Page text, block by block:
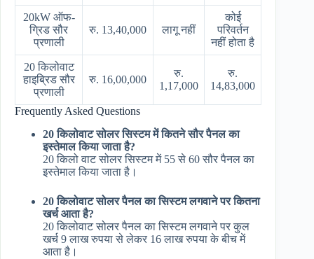
20kW ऑफ-
ग्रिड सौर
प्रणाली
रु. 13,40,000 लागू नहीं
कोई
परिवर्तन
नहीं होता है
20 किलोवाट
हाइब्रिड सौर
प्रणाली
रु. 16,00,000
रु.
1,17,000
रु.
14,83,000
Frequently Asked Questions
20 किलोवाट सोलर सिस्टम में कितने सौर पैनल का
इस्तेमाल किया जाता है?
20 किलो वाट सोलर सिस्टम में 55 से 60 सौर पैनल का
इस्तेमाल किया जाता है।
20 किलोवाट सोलर पैनल का सिस्टम लगवाने पर कितना
खर्च आता है?
20 किलोवाट सोलर पैनल का सिस्टम लगवाने पर कुल
खर्च 9 लाख रुपया से लेकर 16 लाख रुपया के बीच में
आता है।